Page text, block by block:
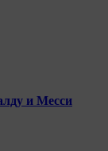
и Месси